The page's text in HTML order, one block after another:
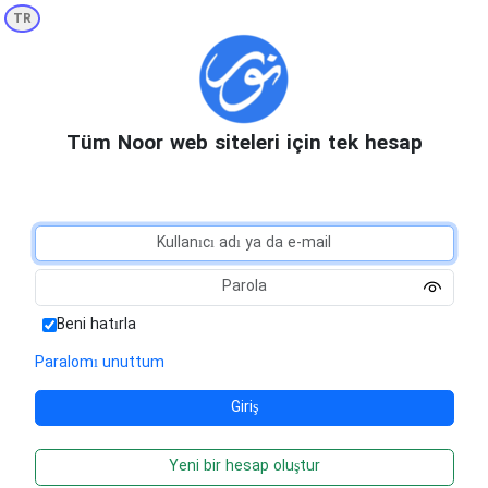
TR
Tüm Noor web siteleri için tek hesap
Beni hatırla
Paralomı unuttum
Yeni bir hesap oluştur